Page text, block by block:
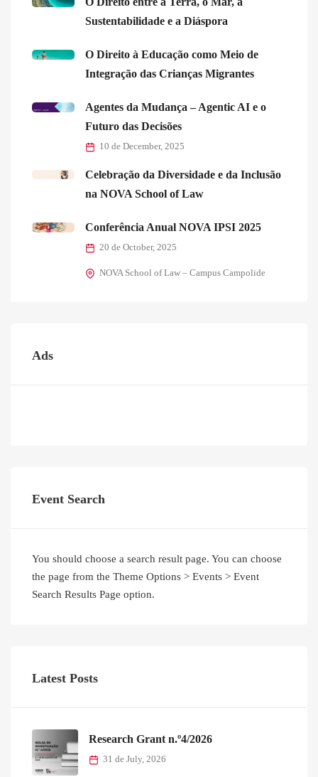
Sustentabilidade e a Diáspora
O Direito à Educação como Meio de
Integração das Crianças Migrantes
Agentes da Mudança – Agentic AI e o
Futuro das Decisões
10 de December, 2025
Celebração da Diversidade e da Inclusão
na NOVA School of Law
Conferência Anual NOVA IPSI 2025
20 de October, 2025
NOVA School of Law – Campus Campolide
Ads
Event Search
You should choose a search result page. You can choose
the page from the Theme Options > Events > Event
Search Results Page option.
Latest Posts
Research Grant n.º4/2026
31 de July, 2026